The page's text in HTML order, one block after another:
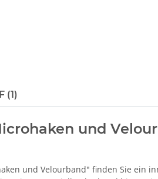
(1)
und
und Velourband" finden Sie